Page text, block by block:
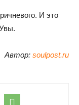
И это
Автор: soulpost.ru